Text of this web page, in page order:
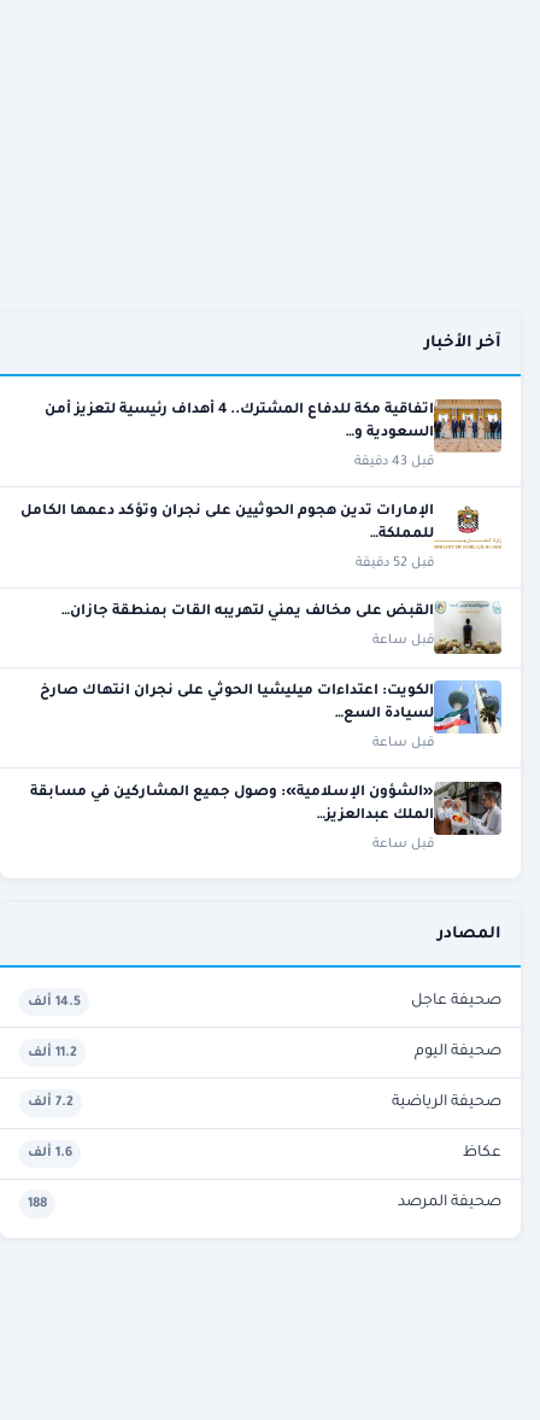
آخر الأخبار
اتفاقية مكة للدفاع المشترك.. 4 أهداف رئيسية لتعزيز أمن
السعودية و…
قبل 43 دقيقة
الإمارات تدين هجوم الحوثيين على نجران وتؤكد دعمها الكامل
للمملكة…
قبل 52 دقيقة
القبض على مخالف يمني لتهريبه القات بمنطقة جازان…
قبل ساعة
الكويت: اعتداءات ميليشيا الحوثي على نجران انتهاك صارخ
لسيادة السع…
قبل ساعة
«الشؤون الإسلامية»: وصول جميع المشاركين في مسابقة
الملك عبدالعزيز…
قبل ساعة
المصادر
صحيفة عاجل 14.5 ألف
صحيفة اليوم 11.2 ألف
صحيفة الرياضية 7.2 ألف
عكاظ 1.6 ألف
صحيفة المرصد 188